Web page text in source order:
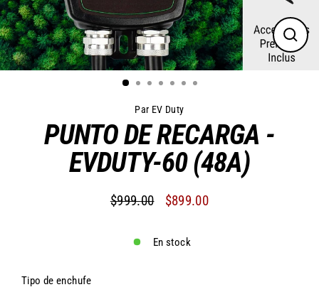
Cerrar
(esc)
Par EV Duty
PUNTO DE RECARGA -
EVDUTY-60 (48A)
Precio
$999.00
Precio
oferta
$899.00
En stock
Tipo de enchufe